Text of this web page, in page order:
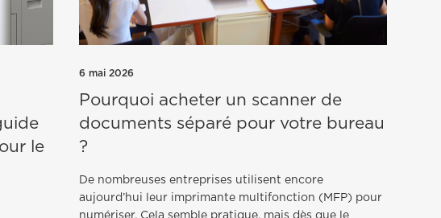
le
6 mai 2026
Pourquoi acheter un scanner de
documents séparé pour votre bureau
?
De nombreuses entreprises utilisent encore
aujourd’hui leur imprimante multifonction (MFP) pour
numériser. Cela semble pratique, mais dès que le